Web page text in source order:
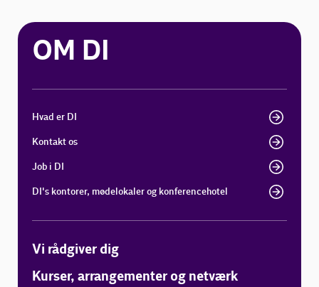
OM DI
Hvad er DI
Kontakt os
Job i DI
DI's kontorer, mødelokaler og konferencehotel
Vi rådgiver dig
Kurser, arrangementer og netværk